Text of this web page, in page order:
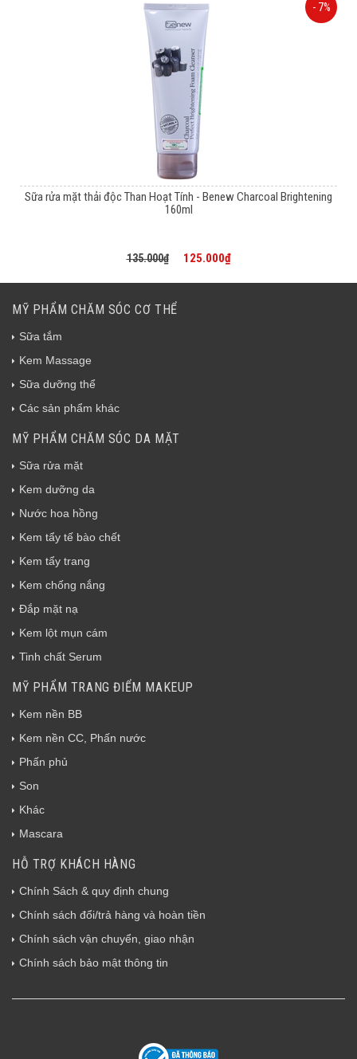
- 7%
Sữa rửa mặt thải độc Than Hoạt Tính - Benew Charcoal Brightening
160ml
135.000₫ 125.000₫
MỸ PHẨM CHĂM SÓC CƠ THỂ
Sữa tắm
Kem Massage
Sữa dưỡng thể
Các sản phẩm khác
MỸ PHẨM CHĂM SÓC DA MẶT
Sữa rửa mặt
Kem dưỡng da
Nước hoa hồng
Kem tẩy tế bào chết
Kem tẩy trang
Kem chống nắng
Đắp mặt nạ
Kem lột mụn cám
Tinh chất Serum
MỸ PHẨM TRANG ĐIỂM MAKEUP
Kem nền BB
Kem nền CC, Phấn nước
Phấn phủ
Son
Khác
Mascara
HỖ TRỢ KHÁCH HÀNG
Chính Sách & quy định chung
Chính sách đổi/trả hàng và hoàn tiền
Chính sách vận chuyển, giao nhận
Chính sách bảo mật thông tin